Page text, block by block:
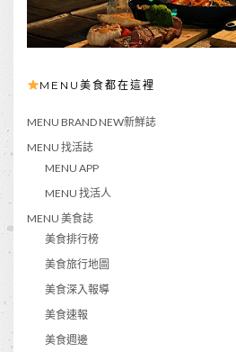
MENU美食都在這裡
MENU BRAND NEW新鮮誌
MENU 找活誌
MENU APP
MENU 找活人
MENU 美食誌
美食排行榜
美食旅行地圖
美食深入報導
美食速報
美食週邊